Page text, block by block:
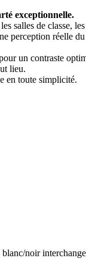
exceptionnelle.
salles de classe,
perception
un contraste
lieu.
en toute simplicité.
noir